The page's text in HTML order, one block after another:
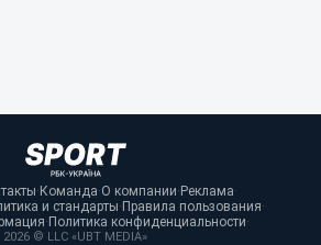
·Команда·О компании·Реклама·
и стандарты·Правила пользования·
·Политика конфиденциальности·
2026 © LLC «UBT MEDIA»